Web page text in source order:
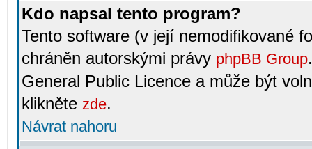
Kdo napsal tento program?
Tento software (v její nemodifikované
chráněn autorskými právy phpBB Group
General Public Licence a může být
klikněte zde.
Návrat nahoru